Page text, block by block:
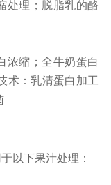
处理；脱脂乳的酪
浓缩；全牛奶蛋白
术 ：乳清蛋白加工
以下果汁处理：